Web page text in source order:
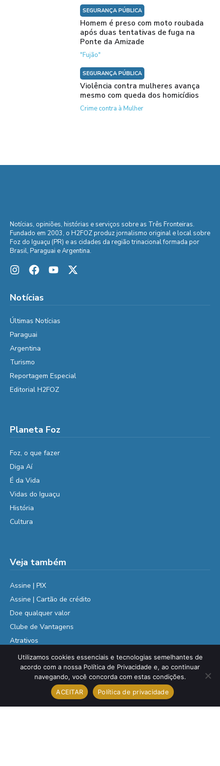
SEGURANÇA PÚBLICA
Homem é preso com moto roubada
após duas tentativas de fuga na
Ponte da Amizade
"Fujão"
SEGURANÇA PÚBLICA
Violência contra mulheres avança
mesmo com queda dos homicídios
Crime contra à Mulher
Notícias, opiniões, histórias e serviços sobre as Três Fronteiras.
Fundado em 2003, o H2FOZ produz jornalismo original e local sobre
Foz do Iguaçu (PR) e as cidades da região trinacional formada por
Brasil, Paraguai e Argentina.
Notícias
Últimas Notícias
Paraguai
Argentina
Turismo
Reportagem Especial
Editorial H2FOZ
Planeta Foz
Foz, o que fazer
Diga Aí
É da Vida
Vidas do Iguaçu
História
Cultura
Veja também
Assine | PIX
Assine | Cartão de crédito
Doe qualquer valor
Clube de Vantagens
Atrativos
Cota de Compras
Utilizamos cookies essenciais e tecnologias semelhantes de
acordo com a nossa Política de Privacidade e, ao continuar
navegando, você concorda com estas condições.
ACEITAR
Política de privacidade